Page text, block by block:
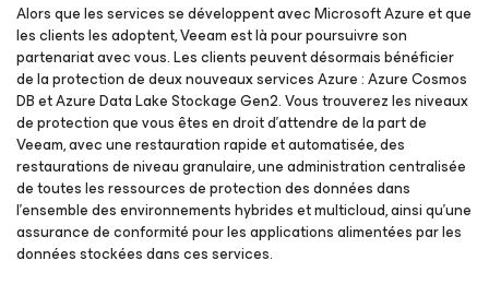
Alors que les services se développent avec Microsoft Azure et que
les clients les adoptent, Veeam est là pour poursuivre son
partenariat avec vous. Les clients peuvent désormais bénéficier
de la protection de deux nouveaux services Azure : Azure Cosmos
DB et Azure Data Lake Stockage Gen2. Vous trouverez les niveaux
de protection que vous êtes en droit d’attendre de la part de
Veeam, avec une restauration rapide et automatisée, des
restaurations de niveau granulaire, une administration centralisée
de toutes les ressources de protection des données dans
l’ensemble des environnements hybrides et multicloud, ainsi qu’une
assurance de conformité pour les applications alimentées par les
données stockées dans ces services.